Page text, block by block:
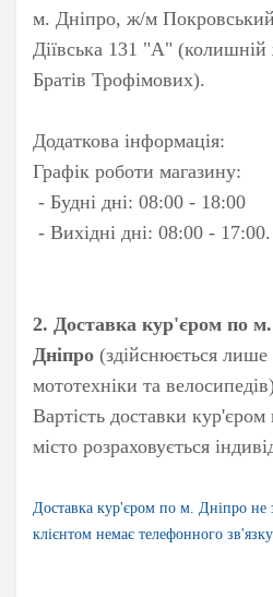
м. Дніпро, ж/м
Діївська 131 "А"
Братів Трофімових).
Додаткова інформація:
Графік роботи магазину:
- Будні дні: 08:00 - 18:00
- Вихідні дні: 08:00 - 17:00.
2. Доставка кур'єром по м.
Дніпро (здійснюється лише
мототехніки та
Вартість доставки
місто розраховується
Доставка кур'єром по м. Дніпро не
клієнтом немає телефонного